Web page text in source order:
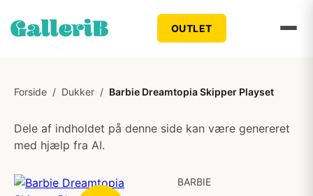
OUTLET
Forside / Dukker / Barbie Dreamtopia Skipper Playset
Dele af indholdet på denne side kan være genereret
med hjælp fra AI.
BARBIE